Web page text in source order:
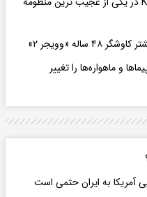
«وویجر ۲»
و ماهواره‌ها را تغییر
آمریکا به ایران حتمی است